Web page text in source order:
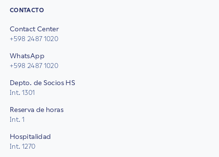
CONTACTO
Contact Center
+598 2487 1020
WhatsApp
+598 2487 1020
Depto. de Socios HS
Int. 1301
Reserva de horas
Int. 1
Hospitalidad
Int. 1270